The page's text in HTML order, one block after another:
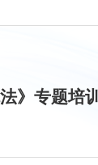
》专题培训